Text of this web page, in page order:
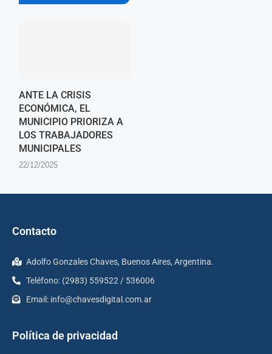
ANTE LA CRISIS
ECONÓMICA, EL
MUNICIPIO PRIORIZA A
LOS TRABAJADORES
MUNICIPALES
22/12/2025
Contacto
Adolfo Gonzales Chaves, Buenos Aires, Argentina.
Teléfono: (2983) 559522 / 536006
Email: info@chavesdigital.com.ar
Política de privacidad